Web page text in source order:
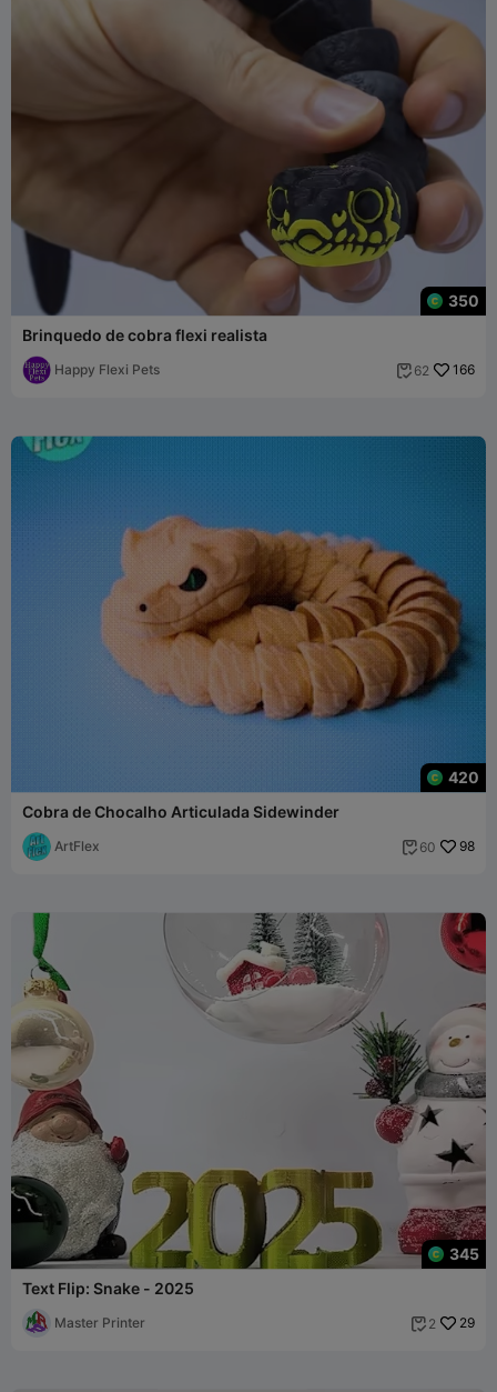
350
Brinquedo de cobra flexi realista
Happy Flexi Pets  62 166
420
Cobra de Chocalho Articulada Sidewinder
ArtFlex  60 98
345
Text Flip: Snake - 2025
Master Printer  2 29